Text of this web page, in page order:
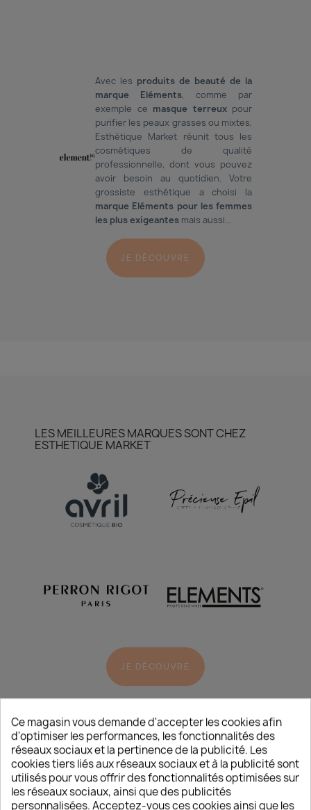
Avec les produits de beauté de la
marque Eléments, comme par
exemple ce masque terreuxpour
purifier les peaux grasses ou mixtes,
Esthétique Market réunit tous les
cosmétiques de qualité
professionnelle, dont vous pouvez
avoir besoin au quotidien. Votre
grossiste esthétique a choisi la
marque Eléments pour les femmes
les plus exigeantes mais aussi...
JE DÉCOUVRE
LES MEILLEURES MARQUES SONT CHEZ
ESTHETIQUE MARKET
JE DÉCOUVRE
Ce magasin vous demande d'accepter les cookies afin
d'optimiser les performances, les fonctionnalités des
réseaux sociaux et la pertinence de la publicité. Les
cookies tiers liés aux réseaux sociaux et à la publicité sont
utilisés pour vous offrir des fonctionnalités optimisées sur
les réseaux sociaux, ainsi que des publicités
personnalisées. Acceptez-vous ces cookies ainsi que les